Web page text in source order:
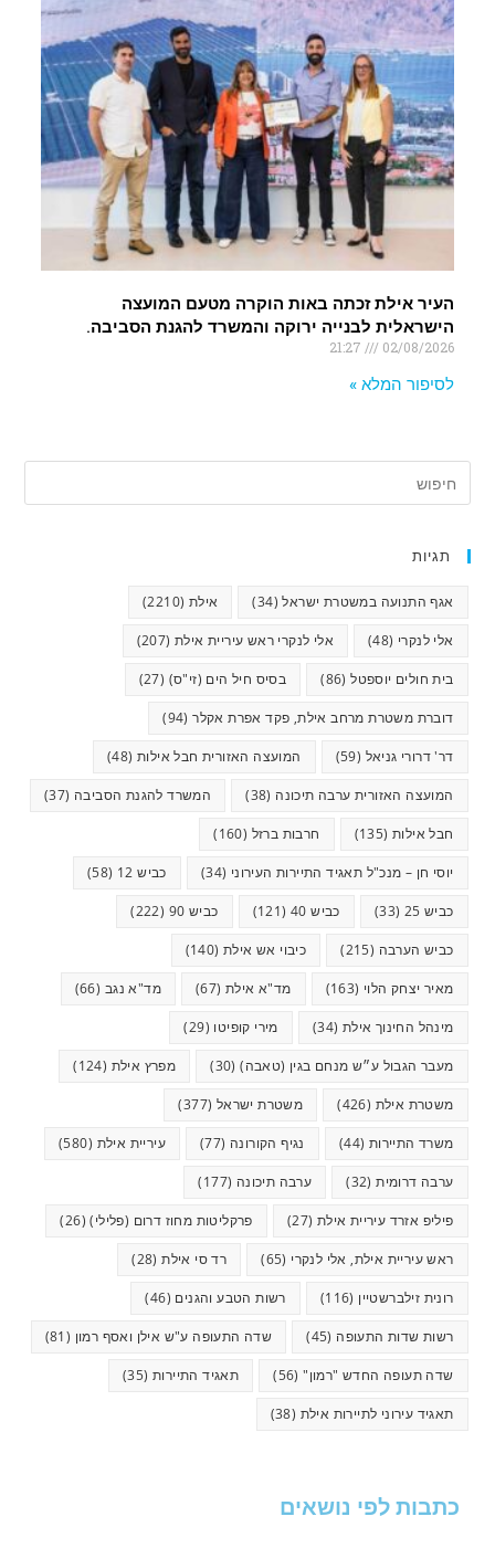
העיר אילת זכתה באות הוקרה מטעם המועצה
הישראלית לבנייה ירוקה והמשרד להגנת הסביבה.
02/08/2026
לסיפור המלא »
תגיות
אגף התנועה במשטרת ישראל(34) אילת (2210)
אלי לנקרי (48) אלי לנקרי ראש עיריית אילת (207)
בית חולים יוספטל(86) בסיס חיל הים (זי"ס) (27)
דוברת משטרת מרחב אילת, פקד אפרת אקלר(94)
דר' דרורי גניאל (59) המועצה האזורית חבל אילות (48)
המועצה האזורית ערבה תיכונה (38) המשרד להגנת הסביבה (37)
חבל אילות (135) חרבות ברזל (160)
יוסי חן – מנכ"ל תאגיד התיירות העירוני (34) כביש 12 (58)
כביש 25 (33) כביש 40 (121) כביש 90 (222)
כביש הערבה (215) כיבוי אש אילת (140)
מאיר יצחק הלוי (163) מד"א אילת (67) מד"א נגב (66)
מינהל החינוך אילת (34) מירי קופיטו (29)
מעבר הגבול ע״ש מנחם בגין (טאבה)(30) מפרץ אילת (124)
משטרת אילת (426) משטרת ישראל (377)
משרד התיירות (44) נגיף הקורונה (77) עיריית אילת (580)
ערבה דרומית(32) ערבה תיכונה (177)
פיליפ אזרד עיריית אילת (27) פרקליטות מחוז דרום (פלילי)(26)
ראש עיריית אילת, אלי לנקרי (65) רד סי אילת(28)
רונית זילברשטיין (116) רשות הטבע והגנים (46)
רשות שדות התעופה (45) שדה התעופה ע"ש אילן ואסף רמון (81)
שדה תעופה החדש "רמון"(56) תאגיד התיירות (35)
תאגיד עירוני לתיירות אילת (38)
כתבות לפי נושאים